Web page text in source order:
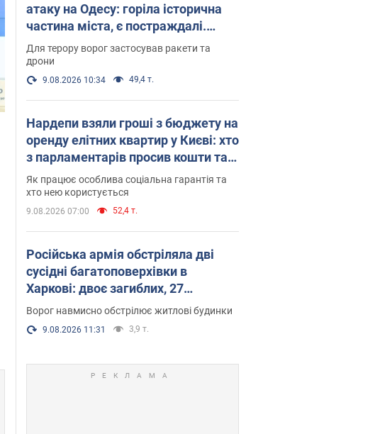
атаку на Одесу: горіла історична
частина міста, є постраждалі.
Фото та відео
Для терору ворог застосував ракети та
дрони
9.08.2026 10:34 49,4 т.
Нардепи взяли гроші з бюджету на
оренду елітних квартир у Києві: хто
з парламентарів просив кошти та
де поселився
Як працює особлива соціальна гарантія та
хто нею користується
9.08.2026 07:00 52,4 т.
Російська армія обстріляла дві
сусідні багатоповерхівки в
Харкові: двоє загиблих, 27
постраждалих
Ворог навмисно обстрілює житлові будинки
9.08.2026 11:31 3,9 т.